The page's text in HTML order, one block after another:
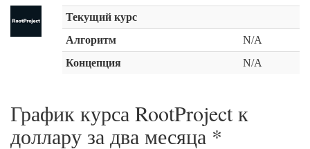
Текущий курс
Алгоритм
N/A
Концепция
N/A
График курса RootProject к
доллару за два месяца *